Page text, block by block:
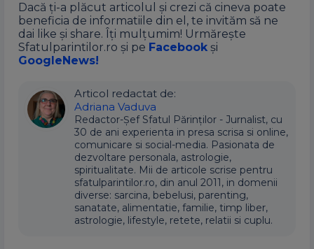
Dacă ți-a plăcut articolul și crezi că cineva poate
beneficia de informatiile din el, te invităm să ne
dai like și share. Îți mulțumim! Urmărește
Sfatulparintilor.ro și pe Facebook și
GoogleNews!
Articol redactat de:
Adriana Vaduva
Redactor-Șef Sfatul Părinților - Jurnalist, cu
30 de ani experienta in presa scrisa si online,
comunicare si social-media. Pasionata de
dezvoltare personala, astrologie,
spiritualitate. Mii de articole scrise pentru
sfatulparintilor.ro, din anul 2011, in domenii
diverse: sarcina, bebelusi, parenting,
sanatate, alimentatie, familie, timp liber,
astrologie, lifestyle, retete, relatii si cuplu.